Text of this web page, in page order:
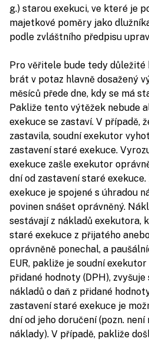
g.) starou exekuci, ve které je
majetkové poměry jako
podle zvláštního předpisu
Pro věřitele bude tedy důležité
brát v potaz hlavně dosažený
měsíců přede dne, kdy se má
Pakliže tento výtěžek nebude
exekuce se zastaví. V případě,
zastavila, soudní exekutor
zastavení staré exekuce.
exekuce zašle exekutor
dní od zastavení staré
exekuce je spojené s úhradou
povinen snášet oprávněný.
sestávají z nákladů exekutora,
staré exekuce z přijatého
oprávněně ponechal, a
EUR, pakliže je soudní
přidané hodnoty (DPH),
nákladů o daň z přidané
zastavení staré exekuce je
dní od jeho doručení (pozn.
náklady). V případě, pakliže